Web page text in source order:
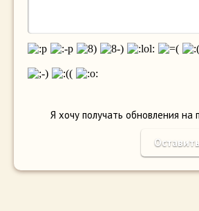
Я хочу получать обновления на